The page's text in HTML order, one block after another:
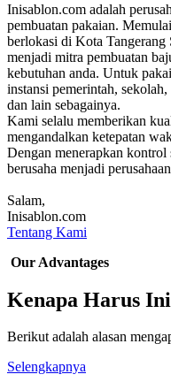
Inisablon.com adalah
pembuatan pakaian.
berlokasi di Kota
menjadi mitra pembuatan
kebutuhan anda. Untuk
instansi pemerintah,
dan lain sebagainya.
Kami selalu memberikan
mengandalkan ketepatan
Dengan menerapkan
berusaha menjadi
Salam,
Inisablon.com
Tentang Kami
Our Advantages
Kenapa Harus
Berikut adalah alasan
Selengkapnya